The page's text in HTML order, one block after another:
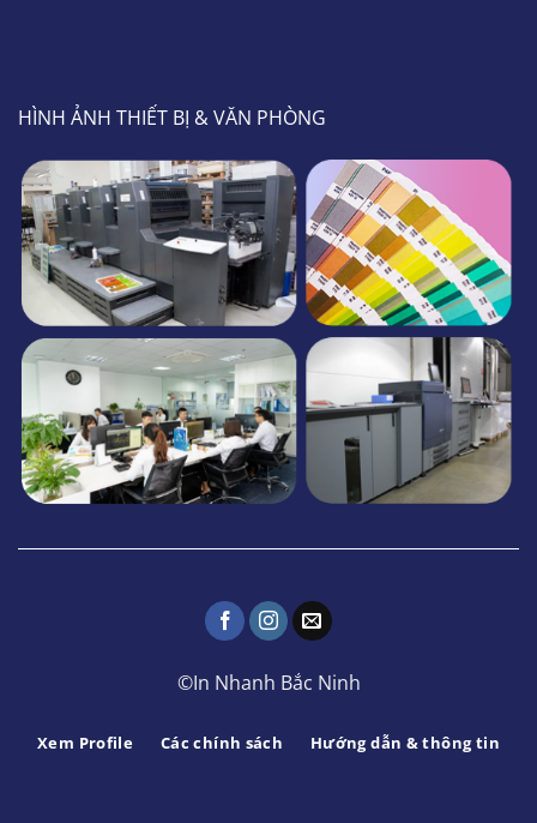
HÌNH ẢNH THIẾT BỊ & VĂN PHÒNG
©In Nhanh Bắc Ninh
Xem Profile Các chính sách Hướng dẫn & thông tin